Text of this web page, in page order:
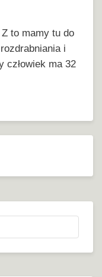
to mamy tu do
i
człowiek ma 32